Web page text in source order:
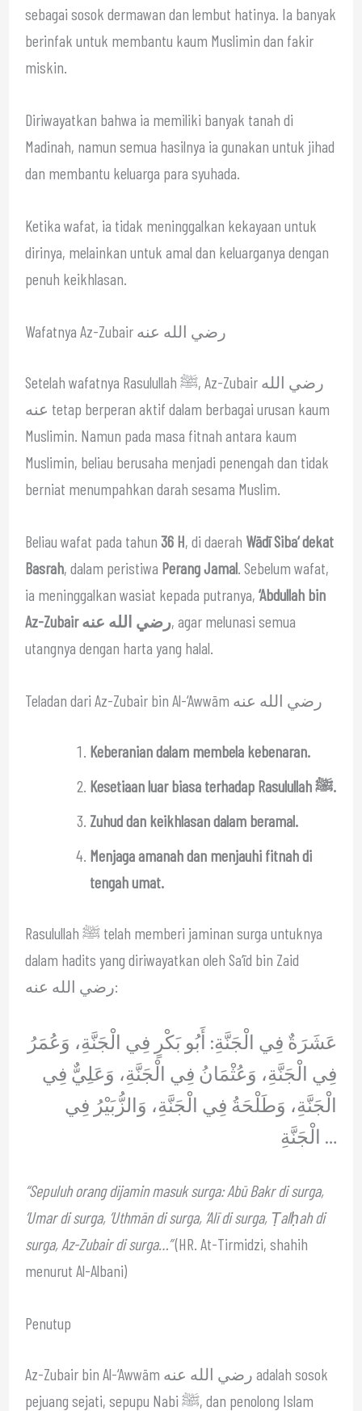
sebagai sosok dermawan dan lembut hatinya. Ia banyak
berinfak untuk membantu kaum Muslimin dan fakir
miskin.
Diriwayatkan bahwa ia memiliki banyak tanah di
Madinah, namun semua hasilnya ia gunakan untuk jihad
dan membantu keluarga para syuhada.
Ketika wafat, ia tidak meninggalkan kekayaan untuk
dirinya, melainkan untuk amal dan keluarganya dengan
penuh keikhlasan.
Wafatnya Az-Zubair رضي الله عنه
Setelah wafatnya Rasulullah ﷺ, Az-Zubair رضي الله
عنه tetap berperan aktif dalam berbagai urusan kaum
Muslimin. Namun pada masa fitnah antara kaum
Muslimin, beliau berusaha menjadi penengah dan tidak
berniat menumpahkan darah sesama Muslim.
Beliau wafat pada tahun 36 H, di daerah Wādī Siba‘ dekat
Basrah, dalam peristiwa Perang Jamal. Sebelum wafat,
ia meninggalkan wasiat kepada putranya, ‘Abdullah bin
Az-Zubair رضي الله عنه, agar melunasi semua
utangnya dengan harta yang halal.
Teladan dari Az-Zubair bin Al-‘Awwām رضي الله عنه
Keberanian dalam membela kebenaran.
Kesetiaan luar biasa terhadap Rasulullah ﷺ.
Zuhud dan keikhlasan dalam beramal.
Menjaga amanah dan menjauhi fitnah di
tengah umat.
Rasulullah ﷺ telah memberi jaminan surga untuknya
dalam hadits yang diriwayatkan oleh Sa‘īd bin Zaid
رضي الله عنه:
عَشَرَةٌ فِي الْجَنَّةِ: أَبُو بَكْرٍ فِي الْجَنَّةِ، وَعُمَرُ
فِي الْجَنَّةِ، وَعُثْمَانُ فِي الْجَنَّةِ، وَعَلِيٌّ فِي
الْجَنَّةِ، وَطَلْحَةُ فِي الْجَنَّةِ، وَالزُّبَيْرُ فِي
الْجَنَّةِ …
“Sepuluh orang dijamin masuk surga: Abū Bakr di surga,
‘Umar di surga, ‘Uthmān di surga, ‘Alī di surga, Ṭalḥah di
surga, Az-Zubair di surga…”(HR. At-Tirmidzi, shahih
menurut Al-Albani)
Penutup
Az-Zubair bin Al-‘Awwām رضي الله عنه adalah sosok
pejuang sejati, sepupu Nabi ﷺ, dan penolong Islam